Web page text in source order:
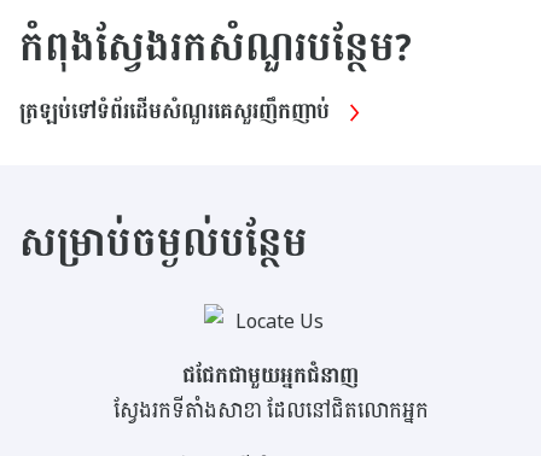
កំពុងស្វែងរកសំណួរបន្ថែម?
ត្រឡប់ទៅទំព័រដើមសំណួរគេសួរញឹកញាប់
សម្រាប់ចម្ងល់បន្ថែម
ជជែកជាមួយអ្នកជំនាញ
ស្វែងរកទីតាំងសាខា ដែលនៅជិតលោកអ្នក